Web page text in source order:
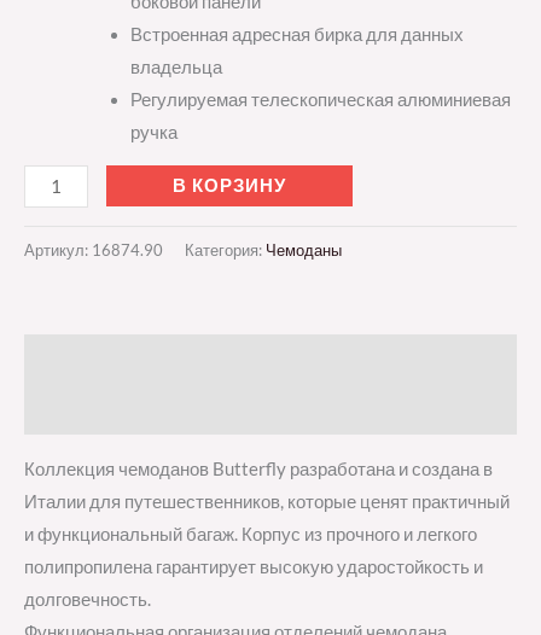
Встроенная адресная бирка для данных
владельца
Регулируемая телескопическая алюминиевая
ручка
В КОРЗИНУ
Артикул: 16874.90 Категория: Чемоданы
Коллекция чемоданов Butterfly разработана и создана в
Италии для путешественников, которые ценят практичный
и функциональный багаж. Корпус из прочного и легкого
полипропилена гарантирует высокую ударостойкость и
долговечность.